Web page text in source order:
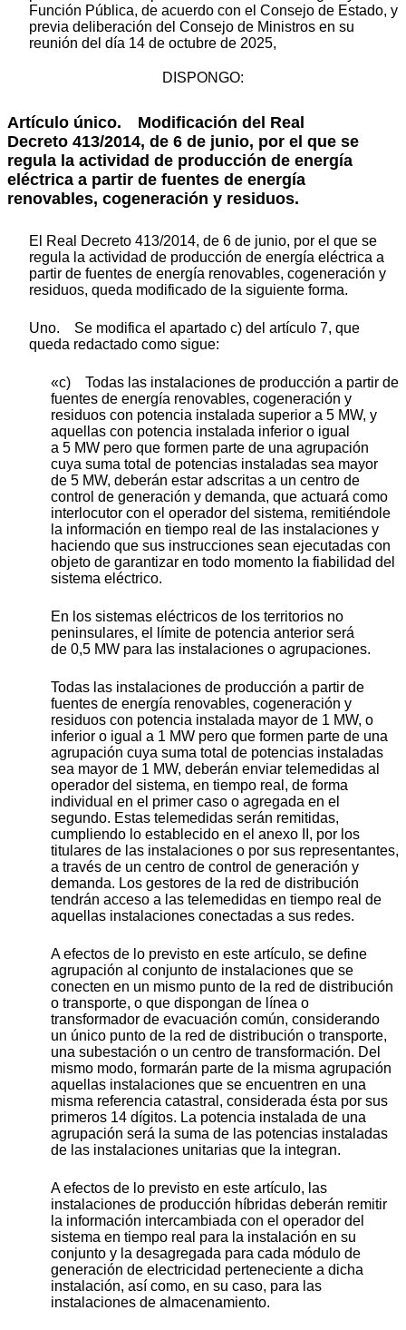
Función Pública, de acuerdo con el Consejo de Estado, y
previa deliberación del Consejo de Ministros en su
reunión del día 14 de octubre de 2025,
DISPONGO:
Artículo único. Modificación del Real
Decreto 413/2014, de 6 de junio, por el que se
regula la actividad de producción de energía
eléctrica a partir de fuentes de energía
renovables, cogeneración y residuos.
El Real Decreto 413/2014, de 6 de junio, por el que se
regula la actividad de producción de energía eléctrica a
partir de fuentes de energía renovables, cogeneración y
residuos, queda modificado de la siguiente forma.
Uno. Se modifica el apartado c) del artículo 7, que
queda redactado como sigue:
«c) Todas las instalaciones de producción a partir de
fuentes de energía renovables, cogeneración y
residuos con potencia instalada superior a 5 MW, y
aquellas con potencia instalada inferior o igual
a 5 MW pero que formen parte de una agrupación
cuya suma total de potencias instaladas sea mayor
de 5 MW, deberán estar adscritas a un centro de
control de generación y demanda, que actuará como
interlocutor con el operador del sistema, remitiéndole
la información en tiempo real de las instalaciones y
haciendo que sus instrucciones sean ejecutadas con
objeto de garantizar en todo momento la fiabilidad del
sistema eléctrico.
En los sistemas eléctricos de los territorios no
peninsulares, el límite de potencia anterior será
de 0,5 MW para las instalaciones o agrupaciones.
Todas las instalaciones de producción a partir de
fuentes de energía renovables, cogeneración y
residuos con potencia instalada mayor de 1 MW, o
inferior o igual a 1 MW pero que formen parte de una
agrupación cuya suma total de potencias instaladas
sea mayor de 1 MW, deberán enviar telemedidas al
operador del sistema, en tiempo real, de forma
individual en el primer caso o agregada en el
segundo. Estas telemedidas serán remitidas,
cumpliendo lo establecido en el anexo II, por los
titulares de las instalaciones o por sus representantes,
a través de un centro de control de generación y
demanda. Los gestores de la red de distribución
tendrán acceso a las telemedidas en tiempo real de
aquellas instalaciones conectadas a sus redes.
A efectos de lo previsto en este artículo, se define
agrupación al conjunto de instalaciones que se
conecten en un mismo punto de la red de distribución
o transporte, o que dispongan de línea o
transformador de evacuación común, considerando
un único punto de la red de distribución o transporte,
una subestación o un centro de transformación. Del
mismo modo, formarán parte de la misma agrupación
aquellas instalaciones que se encuentren en una
misma referencia catastral, considerada ésta por sus
primeros 14 dígitos. La potencia instalada de una
agrupación será la suma de las potencias instaladas
de las instalaciones unitarias que la integran.
A efectos de lo previsto en este artículo, las
instalaciones de producción híbridas deberán remitir
la información intercambiada con el operador del
sistema en tiempo real para la instalación en su
conjunto y la desagregada para cada módulo de
generación de electricidad perteneciente a dicha
instalación, así como, en su caso, para las
instalaciones de almacenamiento.